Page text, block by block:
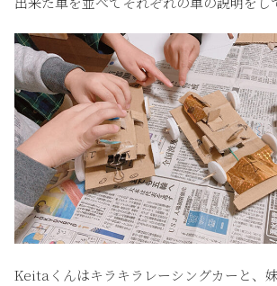
Keitaくんはキラキラレーシングカーと、